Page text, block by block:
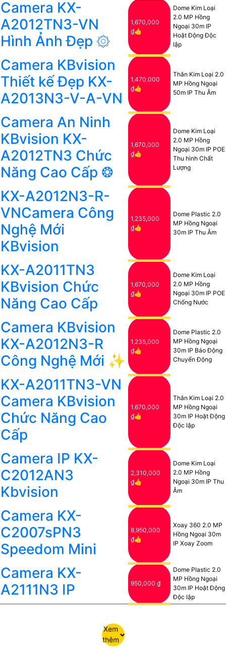
Camera KX-
A2012TN3-VN
Hình Ảnh Đẹp ۞
1,670,000
₫👍
Dome Kim Loại
2.0 MP Hồng
Ngoại 30m IP
Hoặt Động Độc
lập
Camera KBvision
Thiết kế Đẹp KX-
A2013N3-V-A-VN
1,470,000
₫👍
Thân Kim Loại 2.0
MP Hồng Ngoại
50m IP Thu Âm
Camera An Ninh
KBvision KX-
A2012TN3 Chức
Năng Cao Cấp ❂
1,670,000
₫👍
Dome Kim Loại
2.0 MP Hồng
Ngoại 30m IP POE
Thu hình Chất
Lượng
KX-A2012N3-R-
VNCamera Công
Nghệ Mới
KBvision
1,235,000
₫👍
Dome Plastic 2.0
MP Hồng Ngoại
30m IP Thu Âm
KX-A2011TN3
KBvision Chức
Năng Cao Cấp
1,670,000
₫👍
Dome Kim Loại
2.0 MP Hồng
Ngoại 30m IP POE
Chống Nước
Camera KBvision
KX-A2012N3-R
Công Nghệ Mới ✨
1,235,000
₫👍
Dome Plastic 2.0
MP Hồng Ngoại
30m IP Báo Động
Chuyển Động
KX-A2011TN3-VN
Camera KBvision
Chức Năng Cao
Cấp
1,670,000
₫👍
Thân Kim Loại 2.0
MP Hồng Ngoại
30m IP Hoặt Động
Độc lập
Camera IP KX-
C2012AN3
Kbvision
2,310,000
₫👍
Dome Kim Loại
2.0 MP Hồng
Ngoại 30m IP Thu
Âm
Camera KX-
C2007sPN3
Speedom Mini
8,950,000
₫👍
Xoay 360 2.0 MP
Hồng Ngoại 30m
IP Xoay Zoom
Camera KX-
A2111N3 IP
950,000 ₫
Dome Plastic 2.0
MP Hồng Ngoại
30m IP Hoặt Động
Độc lập
Xem
thêm